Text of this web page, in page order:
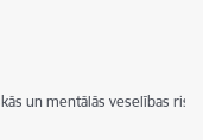
un mentālās veselības